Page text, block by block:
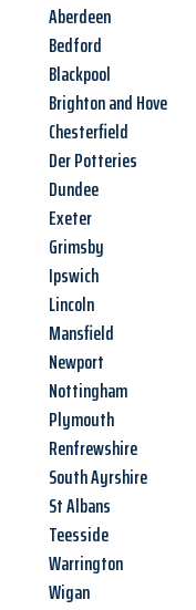
Aberdeen
Bedford
Blackpool
Brighton and Hove
Chesterfield
Der Potteries
Dundee
Exeter
Grimsby
Ipswich
Lincoln
Mansfield
Newport
Nottingham
Plymouth
Renfrewshire
South Ayrshire
St Albans
Teesside
Warrington
Wigan